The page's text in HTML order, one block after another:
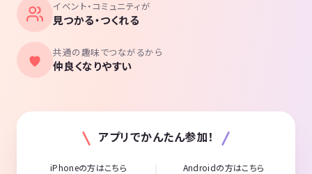
イベント・コミュニティが
見つかる・つくれる
共通の趣味でつながるから
仲良くなりやすい
アプリでかんたん参加！
iPhoneの方はこちら Androidの方はこちら